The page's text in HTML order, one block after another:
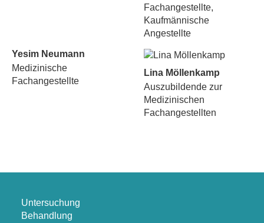
Fachangestellte,
Kaufmännische
Angestellte
Yesim Neumann
Medizinische
Fachangestellte
Lina Möllenkamp
Auszubildende zur
Medizinischen
Fachangestellten
Untersuchung
Behandlung